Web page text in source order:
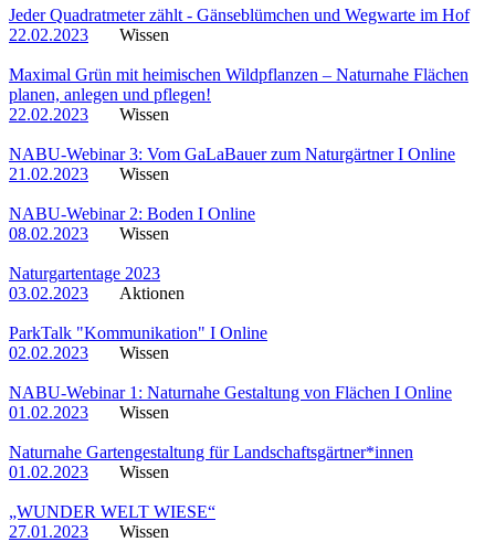
Jeder Quadratmeter zählt - Gänseblümchen und Wegwarte im Hof
22.02.2023
Wissen
Maximal Grün mit heimischen Wildpflanzen – Naturnahe Flächen
planen, anlegen und pflegen!
22.02.2023
Wissen
NABU-Webinar 3: Vom GaLaBauer zum Naturgärtner I Online
21.02.2023
Wissen
NABU-Webinar 2: Boden I Online
08.02.2023
Wissen
Naturgartentage 2023
03.02.2023
Aktionen
ParkTalk "Kommunikation" I Online
02.02.2023
Wissen
NABU-Webinar 1: Naturnahe Gestaltung von Flächen I Online
01.02.2023
Wissen
Naturnahe Gartengestaltung für Landschaftsgärtner*innen
01.02.2023
Wissen
„WUNDER WELT WIESE“
27.01.2023
Wissen